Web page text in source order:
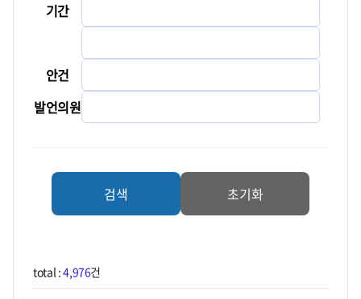
기간
안건
발언의원
검색 초기화
total :4,976건